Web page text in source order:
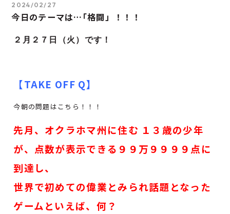
2024/02/27
今日のテーマは…｢格闘」！！！
２月２７ 日（火）です！
【TAKE OFF Q】
今朝の問題はこちら！！！
先月、オクラホマ州に住む １３歳の少年
が、点数が表示できる９９万９９９９点に
到達し、
世界で初めての偉業とみられ話題となった
ゲームといえば、何？